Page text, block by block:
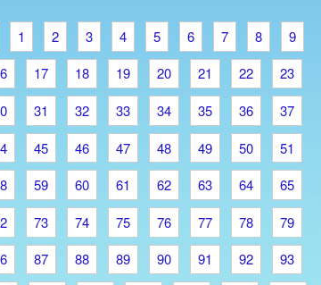
1 2 3 4 5 6 7 8
9
17 18 19 20 21 22
23
31 32 33 34 35 36
37
45 46 47 48 49 50
51
59 60 61 62 63 64
65
73 74 75 76 77 78
79
87 88 89 90 91 92
93